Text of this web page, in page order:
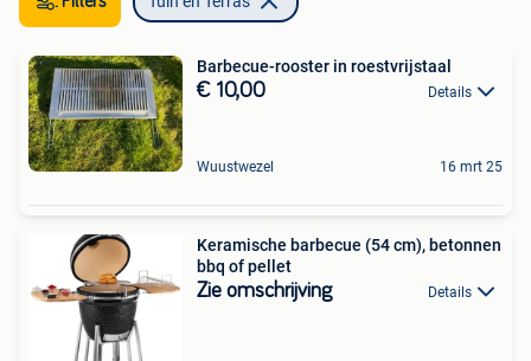
Barbecue-rooster in roestvrijstaal
€ 10,00 Details
Wuustwezel 16 mrt 25
Keramische barbecue (54 cm), betonnen
bbq of pellet
Zie omschrijving Details